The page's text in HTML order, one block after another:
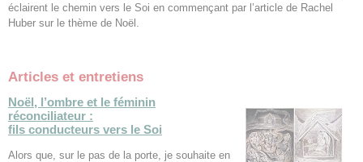
éclairent le chemin vers le Soi en commençant par l’article de Rachel
Huber sur le thème de Noël.
Articles et entretiens
Noël, l’ombre et le féminin
réconciliateur :
fils conducteurs vers le Soi
Alors que, sur le pas de la porte, je souhaite en